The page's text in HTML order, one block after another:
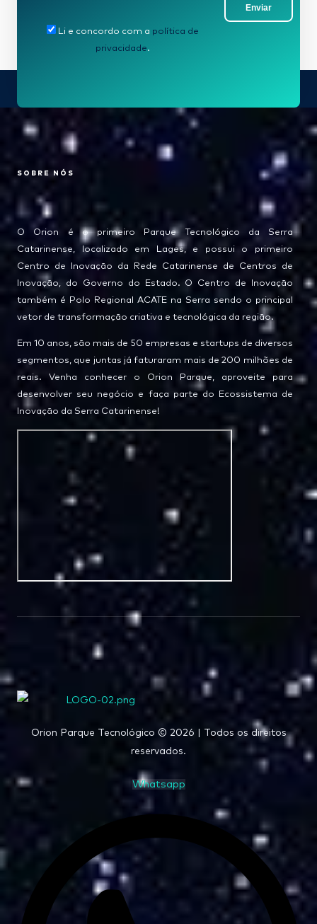
Enviar
Li e concordo com a política de
privacidade.
SOBRE NÓS
O Orion é o primeiro Parque Tecnológico da Serra
Catarinense, localizado em Lages, e possui o primeiro
Centro de Inovação da Rede Catarinense de Centros de
Inovação, do Governo do Estado. O Centro de Inovação
também é Polo Regional ACATE na Serra sendo o principal
vetor de transformação criativa e tecnológica da região.
Em 10 anos, são mais de 50 empresas e startups de diversos
segmentos, que juntas já faturaram mais de 200 milhões de
reais. Venha conhecer o Orion Parque, aproveite para
desenvolver seu negócio e faça parte do Ecossistema de
Inovação da Serra Catarinense!
Orion Parque Tecnológico © 2026 | Todos os direitos
reservados.
Whatsapp